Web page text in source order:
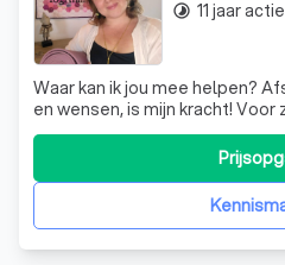
Waar kan ik jou mee helpen? Afstemmen op jouw noden
en wensen, is mijn kracht!
fysieke klachten kan je bij mij
timelapse 11 jaar